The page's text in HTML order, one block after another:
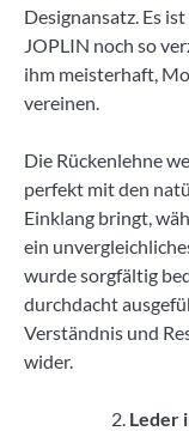
Designansatz. Es
JOPLIN noch so
ihm meisterhaft,
vereinen.
Die Rückenlehne
perfekt mit den
Einklang bringt,
ein
wurde sorgfältig
durchdacht
Verständnis und
wider.
Leder